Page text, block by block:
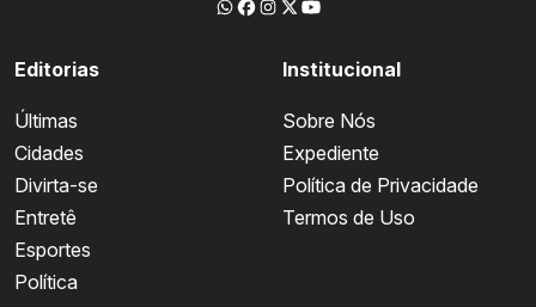
Editorias
Últimas
Cidades
Divirta-se
Entretê
Esportes
Política
Institucional
Sobre Nós
Expediente
Política de Privacidade
Termos de Uso